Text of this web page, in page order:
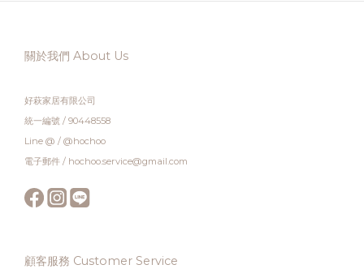
關於我們 About Us
好萩家居有限公司
統一編號 / 90448558
Line @ / @hochoo
電子郵件 / hochoo.service@gmail.com
顧客服務 Customer Service